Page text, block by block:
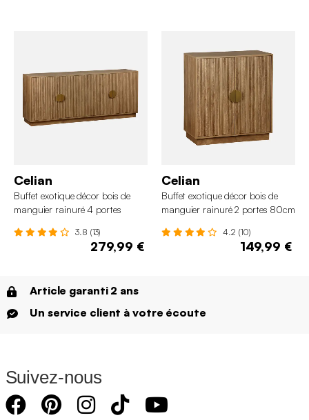
Celian
Buffet exotique décor bois de
manguier rainuré 4 portes
3.8 (13)
279,99 €
Celian
Buffet exotique décor bois de
manguier rainuré 2 portes 80cm
4.2 (10)
149,99 €
Article garanti 2 ans
Un service client à votre écoute
Suivez-nous